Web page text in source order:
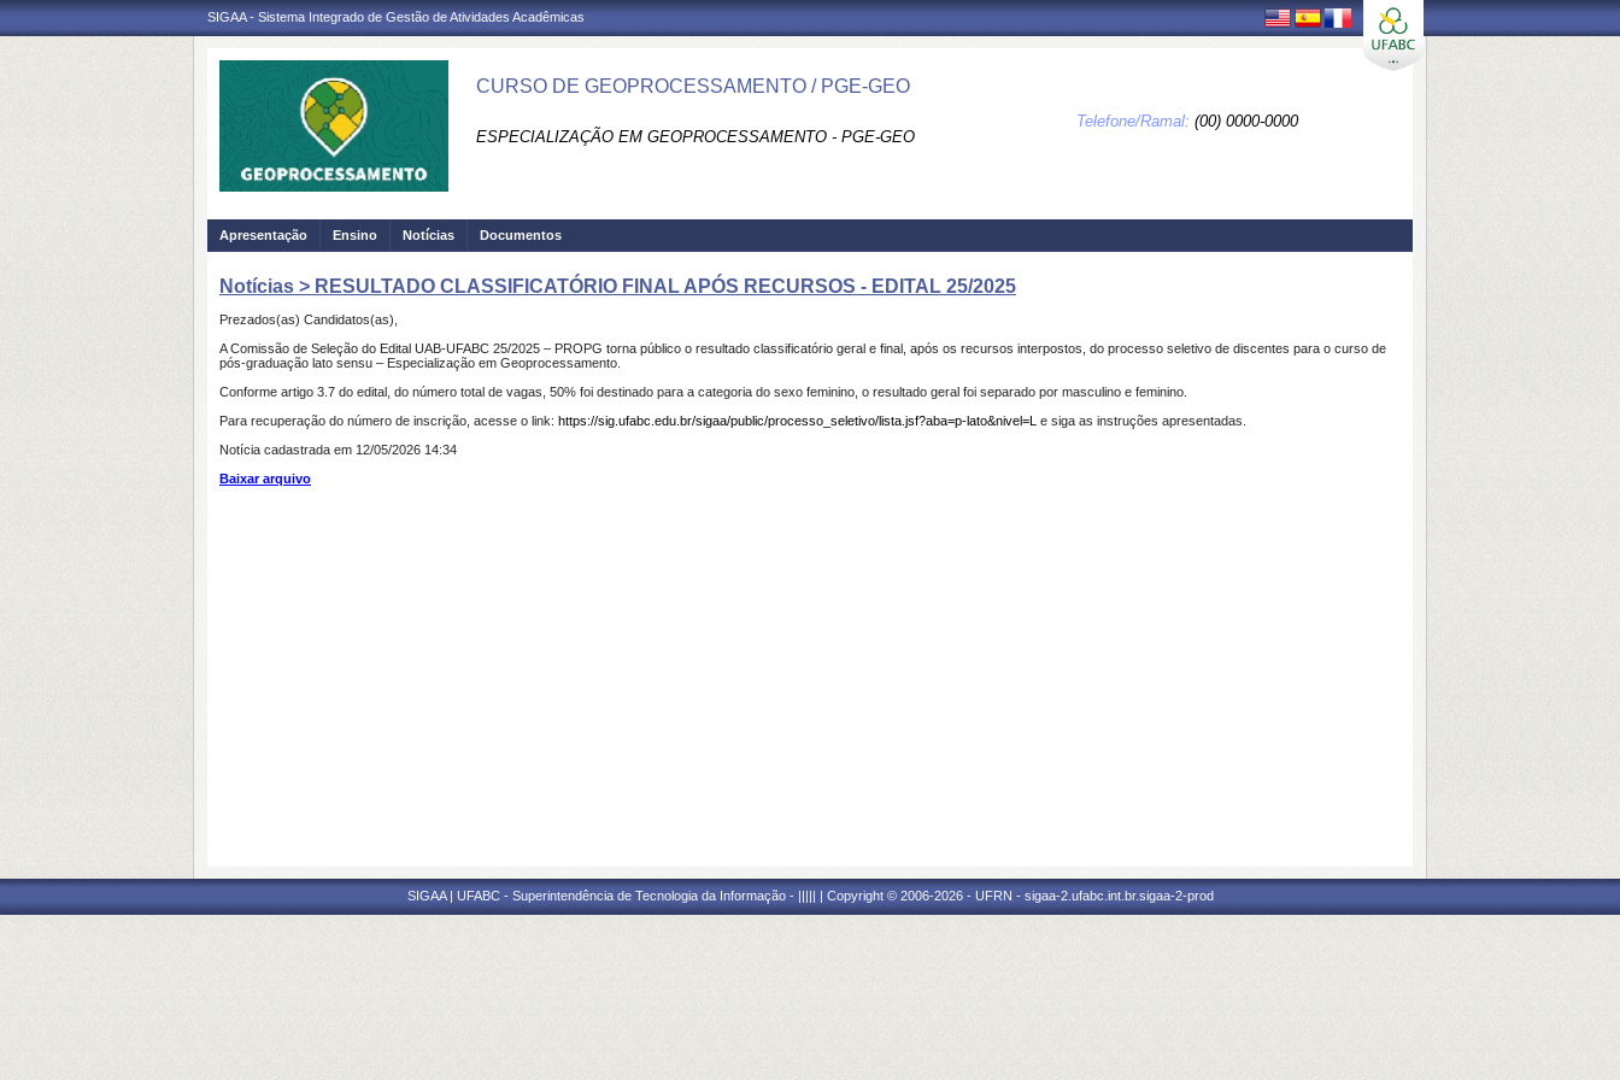
SIGAA - Sistema Integrado de Gestão de Atividades Acadêmicas
CURSO DE GEOPROCESSAMENTO / PGE-GEO
ESPECIALIZAÇÃO EM GEOPROCESSAMENTO - PGE-GEO
Telefone/Ramal: (00) 0000-0000
Apresentação Ensino Notícias Documentos
Notícias > RESULTADO CLASSIFICATÓRIO FINAL APÓS RECURSOS - EDITAL 25/2025
Prezados(as) Candidatos(as),
A Comissão de Seleção do Edital UAB-UFABC 25/2025 – PROPG torna público o resultado classificatório geral e final, após os recursos interpostos, do processo seletivo de discentes para o curso de
pós-graduação lato sensu – Especialização em Geoprocessamento.
Conforme artigo 3.7 do edital, do número total de vagas, 50% foi destinado para a categoria do sexo feminino, o resultado geral foi separado por masculino e feminino.
Para recuperação do número de inscrição, acesse o link: https://sig.ufabc.edu.br/sigaa/public/processo_seletivo/lista.jsf?aba=p-lato&nivel=L e siga as instruções apresentadas.
Notícia cadastrada em 12/05/2026 14:34
Baixar arquivo
SIGAA | UFABC - Superintendência de Tecnologia da Informação - ||||| | Copyright © 2006-2026 - UFRN - sigaa-2.ufabc.int.br.sigaa-2-prod